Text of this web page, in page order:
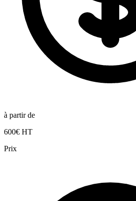
à partir de
600€ HT
Prix